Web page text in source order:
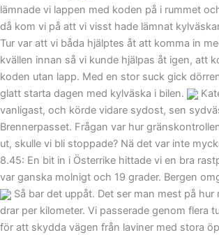
lämnade vi lappen med koden på i rummet
då kom vi på att vi visst hade lämnat
Tur var att vi båda hjälptes åt att komma in
kvällen innan så vi kunde hjälpas åt igen, att
koden utan lapp. Med en stor suck gick
glatt starta dagen med kylväska i bilen.
vanligast, och körde vidare sydost, sen
Brennerpasset. Frågan var hur
ut, skulle vi bli stoppade? Nä det var inte
8.45: En bit in i Österrike hittade vi en bra
var ganska molnigt och 19 grader. Bergen
Så bar det uppåt. Det ser man mest på hur
drar per kilometer. Vi passerade genom flera
för att skydda vägen från laviner med stora